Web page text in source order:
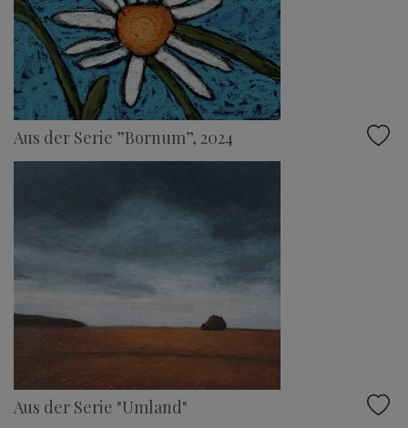
Aus der Serie ”Bornum”, 2024
Aus der Serie "Umland"